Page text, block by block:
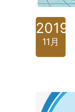
2019
11月